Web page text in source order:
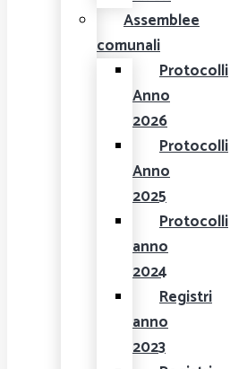
Assemblee
comunali
Protocolli
Anno
2026
Protocolli
Anno
2025
Protocolli
anno
2024
Registri
anno
2023